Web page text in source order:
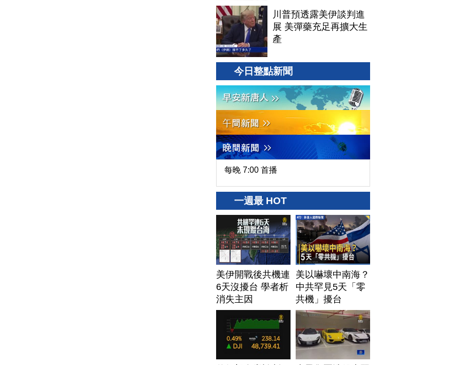
川普預透露美伊談判進
展 美彈藥充足再擴大生
產
今日整點新聞
每晚 7:00 首播
一週最 HOT
美伊開戰後共機連
6天沒擾台 學者析
消失主因
美以嚇壞中南海？
中共罕見5天「零
共機」擾台